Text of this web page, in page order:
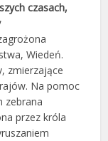
czasach,
Wiedeń.
zmierzające
Na pomoc
zebrana
przez króla